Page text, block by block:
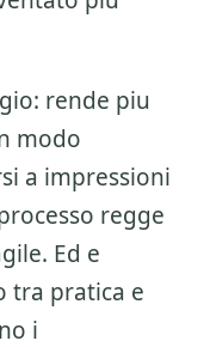
rende piu
modo
a impressioni
regge
Ed e
tra pratica e
i